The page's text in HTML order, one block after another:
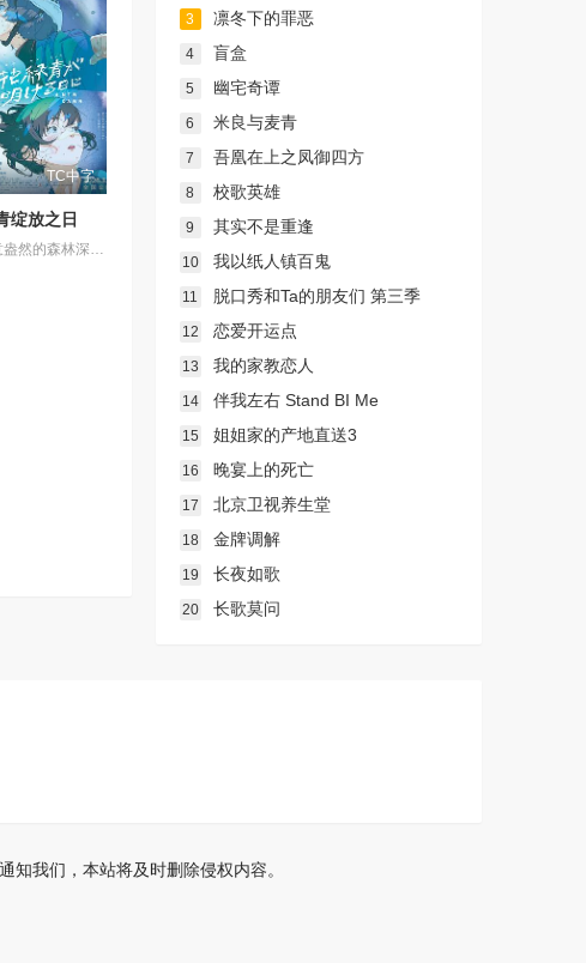
TC中字
绽放之日
在绿意盎然的森林深处，有一家名为“带刀烟火店”的烟花工厂，因小镇重新开发，该工厂被迫面临拆迁，带刀敬太郎已经在这里坚持了四年，代替失踪的父亲，专注于制作被称为“幻之烟花”的＜守破离＞，希望将其完成。另一边，住在东京的青梅竹马薰，因过去发生的一起事件离开了家乡，然而在拆迁最后期限的前一天，薰拜访了带刀家，两人再次相遇，并制定了一项令人震惊的计划以揭开失落烟花的秘密，而这一切的关键，竟是那美丽的蓝色颜料“花绿青”。
3 凛冬下的罪恶
4 盲盒
5 幽宅奇谭
6 米良与麦青
7 吾凰在上之凤御四方
8 校歌英雄
9 其实不是重逢
10 我以纸人镇百鬼
11 脱口秀和Ta的朋友们 第三季
12 恋爱开运点
13 我的家教恋人
14 伴我左右 Stand BI Me
15 姐姐家的产地直送3
16 晚宴上的死亡
17 北京卫视养生堂
18 金牌调解
19 长夜如歌
20 长歌莫问
我们，本站将及时删除侵权内容。